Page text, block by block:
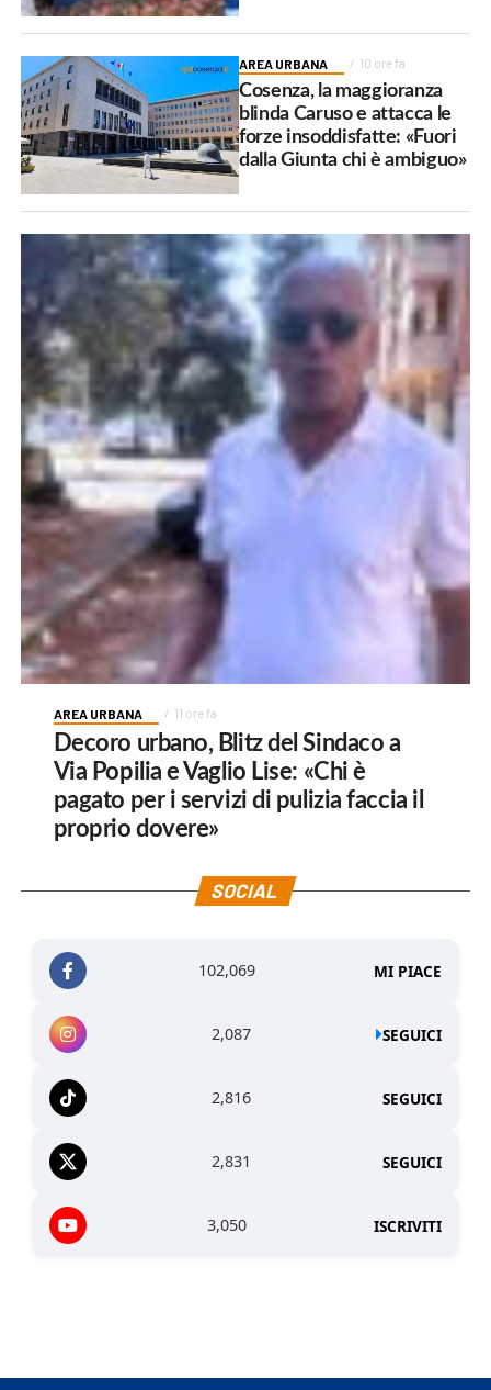
AREA URBANA 10 ore fa
Cosenza, la maggioranza
blinda Caruso e attacca le
forze insoddisfatte: «Fuori
dalla Giunta chi è ambiguo»
AREA URBANA 11 ore fa
Decoro urbano, Blitz del Sindaco a
Via Popilia e Vaglio Lise: «Chi è
pagato per i servizi di pulizia faccia il
proprio dovere»
SOCIAL
102,069 MI PIACE
2,087 SEGUICI
2,816 SEGUICI
2,831 SEGUICI
3,050 ISCRIVITI